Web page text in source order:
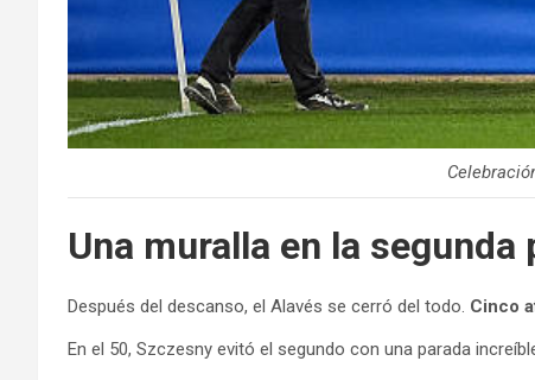
Una muralla en la segunda
Después del descanso, el Alavés se cerró del todo. Cinco
En el 50, Szczesny evitó el segundo con una parada